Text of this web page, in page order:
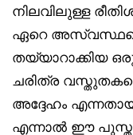
നിലവിലുള്ള
ഏറെ
തയ്യാറാക്കിയ ഒരു
ചരിത്ര
അദ്ദേഹം
എന്നാൽ ഈ